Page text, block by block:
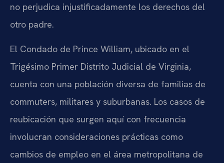
no perjudica injustificadamente los derechos del
otro padre.
El Condado de Prince William, ubicado en el
Trigésimo Primer Distrito Judicial de Virginia,
cuenta con una población diversa de familias de
commuters, militares y suburbanas. Los casos de
reubicación que surgen aquí con frecuencia
involucran consideraciones prácticas como
cambios de empleo en el área metropolitana de